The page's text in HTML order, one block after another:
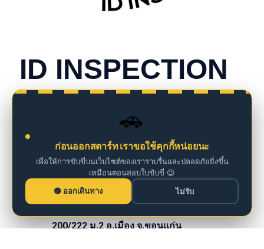
🚗
ก่อนออกสตาร์ท เราขอใช้คุกกี้หน่อยนะ
เพื่อให้การขับขี่บนเว็บไซต์ของเราราบรื่นและปลอดภัยยิ่งขึ้น
เหมือนตอนสอบใบขับขี่ 😉
ออกเดินทาง
ไม่รับ
ID INSPECTION
iddm@iddrives.co.th
200/222 ม.2 อ.เมือง จ.ขอนแก่น